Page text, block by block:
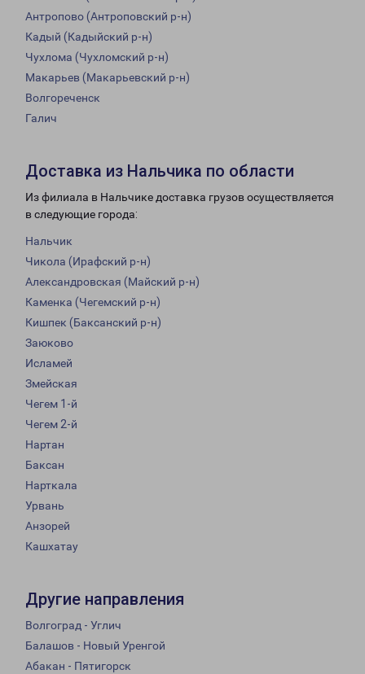
Антропово (Антроповский р-н)
Кадый (Кадыйский р-н)
Чухлома (Чухломский р-н)
Макарьев (Макарьевский р-н)
Волгореченск
Галич
Доставка из Нальчика по области
Из филиала в Нальчике доставка грузов осуществляется
в следующие города:
Нальчик
Чикола (Ирафский р-н)
Александровская (Майский р-н)
Каменка (Чегемский р-н)
Кишпек (Баксанский р-н)
Заюково
Исламей
Змейская
Чегем 1-й
Чегем 2-й
Нартан
Баксан
Нарткала
Урвань
Анзорей
Кашхатау
Другие направления
Волгоград - Углич
Балашов - Новый Уренгой
Абакан - Пятигорск